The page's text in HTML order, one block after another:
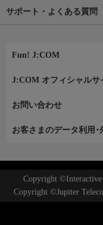
サポート・よくある質問
Fun! J:COM
J:COM オフィシャルサ
お問い合わせ
お客さまのデータ利用･
Copyright ©Interactive
Copyright ©Jupiter